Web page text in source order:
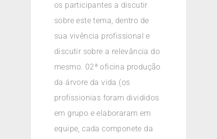
os participantes a discutir
sobre este tema, dentro de
sua vivência profissional e
discutir sobre a relevância do
mesmo. 02ª oficina produção
da árvore da vida (os
profissionias foram divididos
em grupo e elaboraram em
equipe, cada componete da